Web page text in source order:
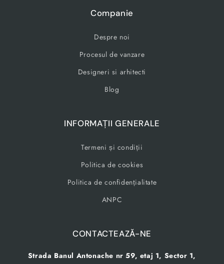
Companie
Despre noi
Procesul de vanzare
Designeri si arhitecti
Blog
INFORMAȚII GENERALE
Termeni și condiții
Politica de cookies
Politica de confidențialitate
ANPC
CONTACTEAZĂ-NE
Strada Banul Antonache nr 59, etaj 1, Sector 1,